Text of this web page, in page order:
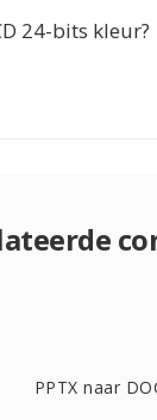
24-bits kleur?
PPTX naar